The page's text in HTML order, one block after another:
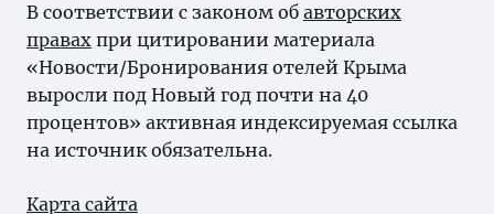
В соответствии с законом об авторских
правах при цитировании материала
«Новости/Бронирования отелей Крыма
выросли под Новый год почти на 40
процентов» активная индексируемая ссылка
на источник обязательна.
Карта сайта